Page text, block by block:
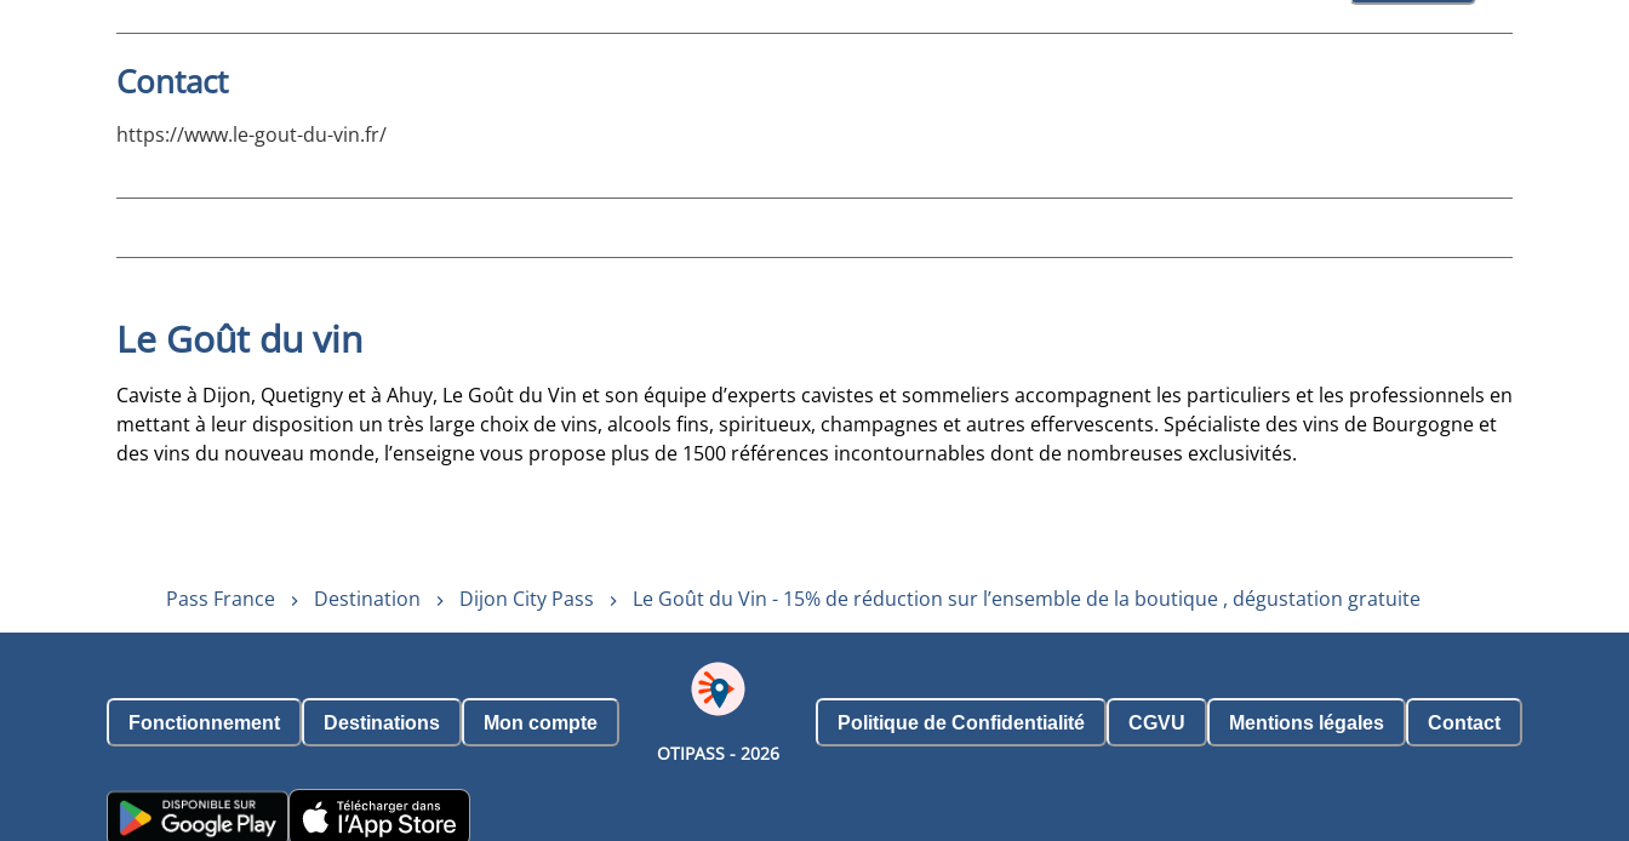
Contact
https://www.le-gout-du-vin.fr/
Le Goût du vin
Caviste à Dijon, Quetigny et à Ahuy, Le Goût du Vin et son équipe d’experts cavistes et sommeliers accompagnent les particuliers et les professionnels en
mettant à leur disposition un très large choix de vins, alcools fins, spiritueux, champagnes et autres effervescents. Spécialiste des vins de Bourgogne et
des vins du nouveau monde, l’enseigne vous propose plus de 1500 références incontournables dont de nombreuses exclusivités.
Pass France Destination Dijon City Pass Le Goût du Vin - 15% de réduction sur l’ensemble de la boutique , dégustation gratuite
Fonctionnement Destinations Mon compte
OTIPASS - 2026
Politique de Confidentialité CGVU Mentions légales Contact